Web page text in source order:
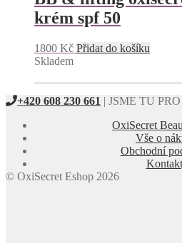
krém spf 50
1800 Kč Přidat do košíku
Skladem
+420 608 230 661 | JSME TU
OxiSecret
Vše o
Obchodní
© OxiSecret Eshop 2026